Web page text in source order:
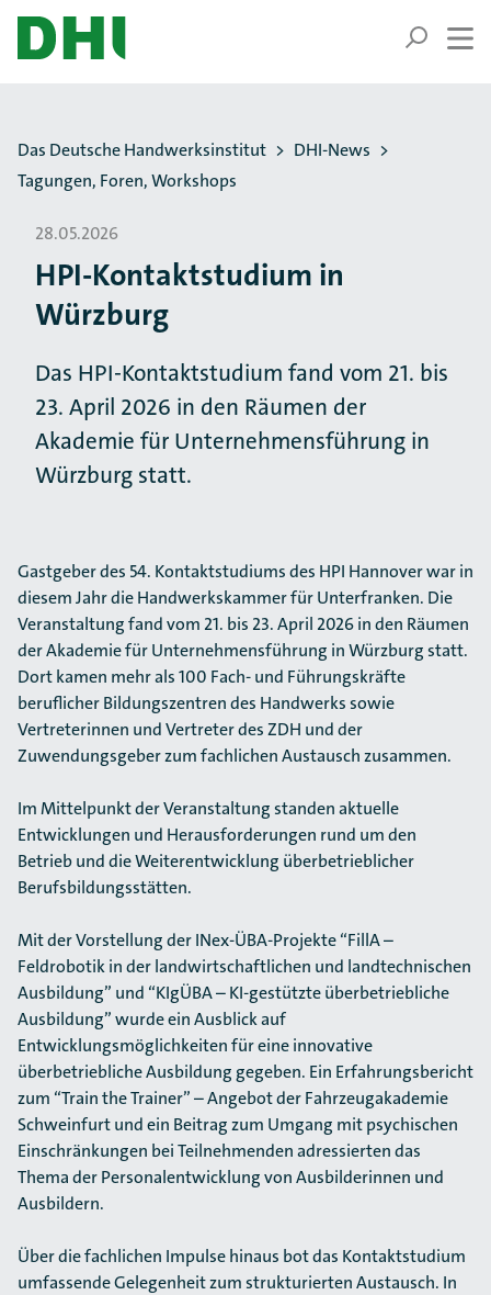
ZUM HAUPTINHALT SPRINGEN
ZUR SUCHE SPRINGEN
Sie befinden sich hier:
Das Deutsche Handwerksinstitut
DHI-News
Tagungen, Foren, Workshops
28.05.2026
HPI-Kontaktstudium in
Würzburg
Das HPI-Kontaktstudium fand vom 21. bis
23. April 2026 in den Räumen der
Akademie für Unternehmensführung in
Würzburg statt.
Gastgeber des 54. Kontaktstudiums des HPI Hannover war in
diesem Jahr die Handwerkskammer für Unterfranken. Die
Veranstaltung fand vom 21. bis 23. April 2026 in den Räumen
der Akademie für Unternehmensführung in Würzburg statt.
Dort kamen mehr als 100 Fach- und Führungskräfte
beruflicher Bildungszentren des Handwerks sowie
Vertreterinnen und Vertreter des ZDH und der
Zuwendungsgeber zum fachlichen Austausch zusammen.
Im Mittelpunkt der Veranstaltung standen aktuelle
Entwicklungen und Herausforderungen rund um den
Betrieb und die Weiterentwicklung überbetrieblicher
Berufsbildungsstätten.
Mit der Vorstellung der INex-ÜBA-Projekte “FillA –
Feldrobotik in der landwirtschaftlichen und landtechnischen
Ausbildung” und “KIgÜBA – KI-gestützte überbetriebliche
Ausbildung” wurde ein Ausblick auf
Entwicklungsmöglichkeiten für eine innovative
überbetriebliche Ausbildung gegeben. Ein Erfahrungsbericht
zum “Train the Trainer” – Angebot der Fahrzeugakademie
Schweinfurt und ein Beitrag zum Umgang mit psychischen
Einschränkungen bei Teilnehmenden adressierten das
Thema der Personalentwicklung von Ausbilderinnen und
Ausbildern.
Über die fachlichen Impulse hinaus bot das Kontaktstudium
umfassende Gelegenheit zum strukturierten Austausch. In